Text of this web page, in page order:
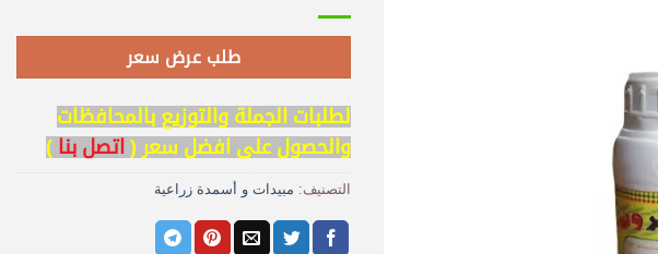
طلب عرض سعر
لطلبات الجملة والتوزيع بالمحافظات
والحصول على افضل سعر ( اتصل بنا )
التصنيف: مبيدات و أسمدة زراعية